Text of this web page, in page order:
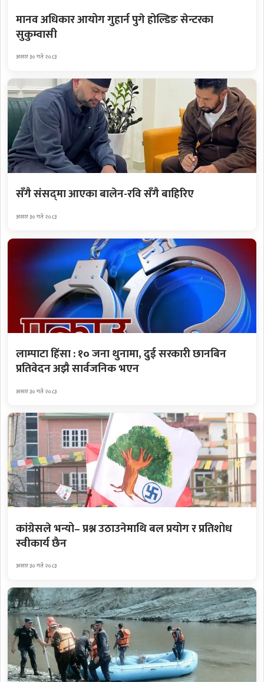
मानव अधिकार आयोग गुहार्न पुगे होल्डिङ सेन्टरका
सुकुम्वासी
असार ३० गते २०८३
सँगै संसद्‌मा आएका बालेन-रवि सँगै बाहिरिए
असार ३० गते २०८३
लाम्पाटा हिंसा : १० जना थुनामा, दुई सरकारी छानबिन
प्रतिवेदन अझै सार्वजनिक भएन
असार ३० गते २०८३
कांग्रेसले भन्यो– प्रश्न उठाउनेमाथि बल प्रयोग र प्रतिशोध
स्वीकार्य छैन
असार ३० गते २०८३